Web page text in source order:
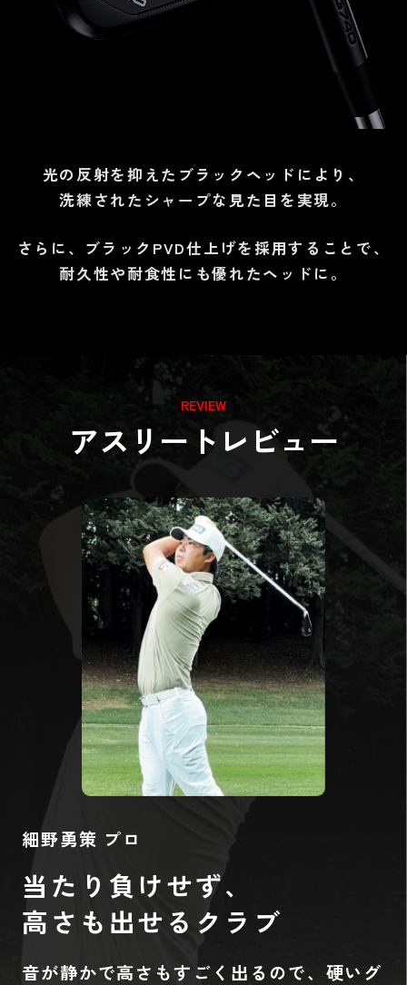
光の反射を抑えたブラックヘッドにより、
洗練されたシャープな見た目を実現。
さらに、ブラックPVD仕上げを採用することで、
耐久性や耐食性にも優れたヘッドに。
REVIEW
アスリートレビュー
細野勇策 プロ
当たり負けせず、
高さも出せるクラブ
音が静かで高さもすごく出るので、硬いグ